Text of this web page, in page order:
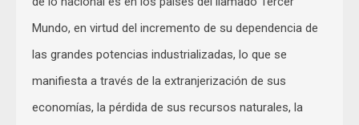
Mundo, en virtud del incremento de su dependencia de
las grandes potencias industrializadas, lo que se
manifiesta a través de la extranjerización de sus
economías, la pérdida de sus recursos naturales, la